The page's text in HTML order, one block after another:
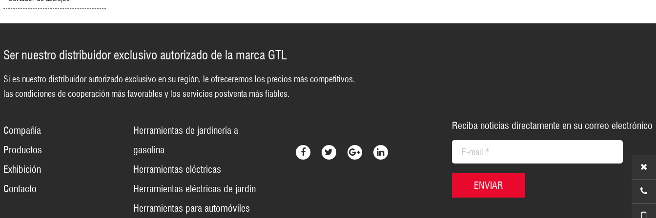
Ser nuestro distribuidor exclusivo autorizado de la marca GTL
Si es nuestro distribuidor autorizado exclusivo en su región, le ofreceremos los precios más competitivos,
las condiciones de cooperación más favorables y los servicios postventa más fiables.
Compañía
Productos
Exhibición
Contacto
Herramientas de jardinería a
gasolina
Herramientas eléctricas
Herramientas eléctricas de jardín
Herramientas para automóviles
Reciba noticias directamente en su correo electrónico
ENVIAR
+86-
+86-